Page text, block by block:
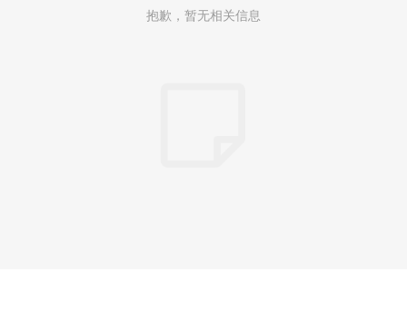
抱歉，暂无相关信息